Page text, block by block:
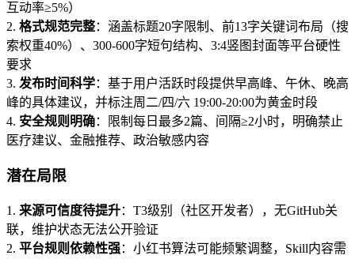
互动率≥5%）
2. 格式规范完整：涵盖标题20字限制、前13字关键词布局（搜
索权重40%）、300-600字短句结构、3:4竖图封面等平台硬性
要求
3. 发布时间科学：基于用户活跃时段提供早高峰、午休、晚高
峰的具体建议，并标注周二/四/六 19:00-20:00为黄金时段
4. 安全规则明确：限制每日最多2篇、间隔≥2小时，明确禁止
医疗建议、金融推荐、政治敏感内容
潜在局限
1. 来源可信度待提升：T3级别（社区开发者），无GitHub关
联，维护状态无法公开验证
2. 平台规则依赖性强：小红书算法可能频繁调整，Skill内容需